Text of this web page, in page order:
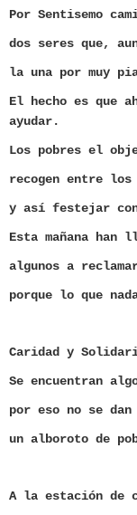
Por Sentisemo
dos seres que,
la una por muy
El hecho es que
ayudar.
Los pobres el
recogen entre
y así festejar
Esta mañana han
algunos a
porque lo que
Caridad y
Se encuentran
por eso no se
un alboroto de
A la estación de